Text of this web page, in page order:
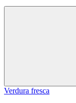
Verdura fresca